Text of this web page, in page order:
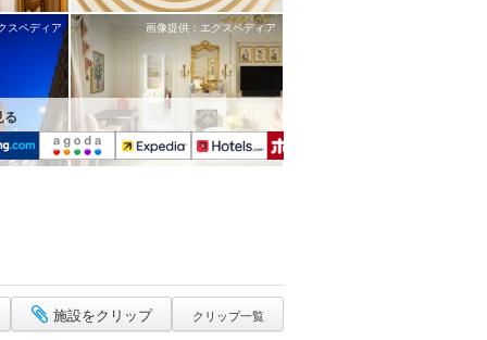
スペディア 画像提供：エクスペディア
る
施設をクリップ クリップ一覧